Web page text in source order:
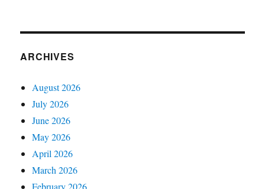
ARCHIVES
August 2026
July 2026
June 2026
May 2026
April 2026
March 2026
February 2026